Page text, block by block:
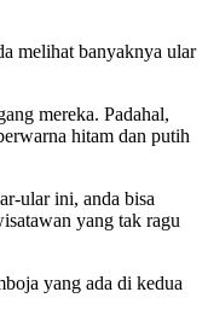
melihat banyaknya ular
mereka. Padahal,
hitam dan putih
ular ini, anda bisa
yang tak ragu
yang ada di kedua